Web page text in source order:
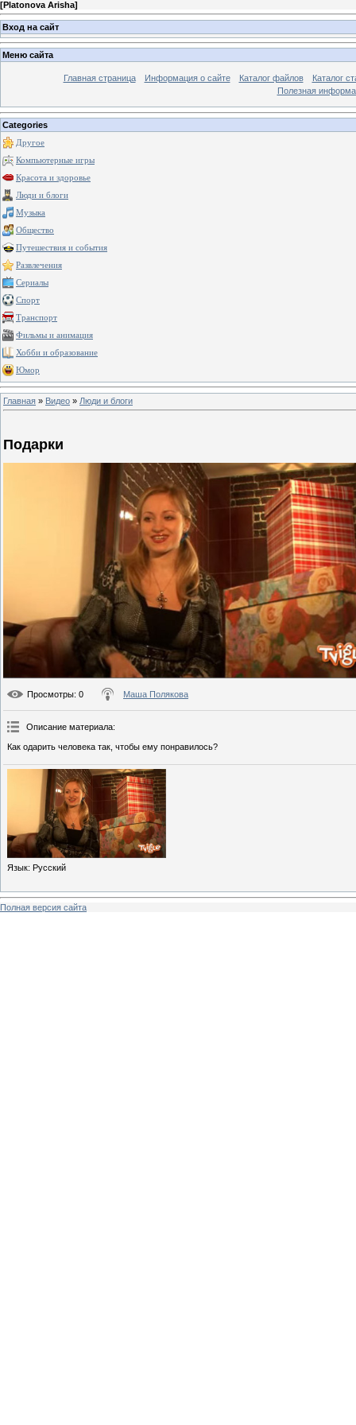
[Platonova Arisha]
Вход на сайт
Меню сайта
Главная страница Информация о сайте Каталог файлов
Каталог
Полезная
Categories
Другое
Компьютерные игры
Красота и здоровье
Люди и блоги
Музыка
Общество
Путешествия и события
Развлечения
Сериалы
Спорт
Транспорт
Фильмы и анимация
Хобби и образование
Юмор
Главная » Видео » Люди и блоги
Подарки
Просмотры: 0 Маша Полякова
Описание материала:
Как одарить человека так, чтобы ему понравилось?
Язык: Русский
Полная версия сайта